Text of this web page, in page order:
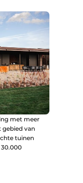
met meer
van
tuinen